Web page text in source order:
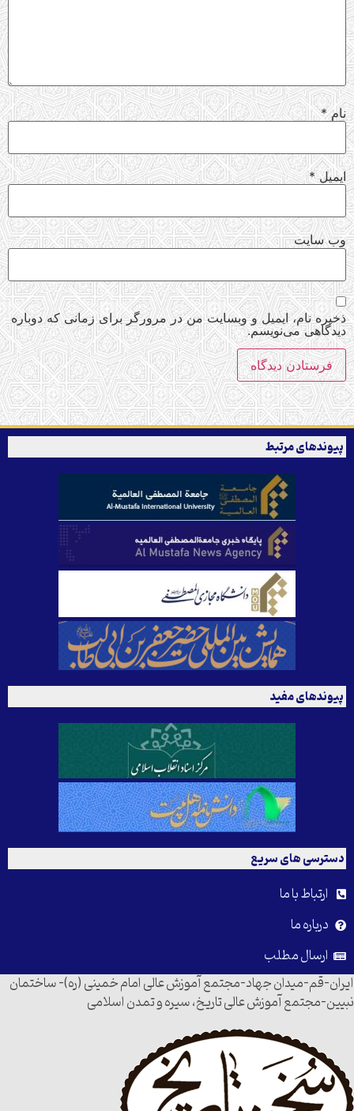
نام*
ایمیل*
وب‌ سایت
ذخیره نام، ایمیل و وبسایت من در مرورگر برای زمانی که دوباره
دیدگاهی می‌نویسم.
پیوندهای مرتبط
پیوندهای مفید
دسترسی های سریع
ارتباط با ما
درباره ما
ارسال مطلب
ایران-قم-میدان جهاد-مجتمع آموزش عالی امام خمینی (ره)- ساختمان
نبیین-مجتمع آموزش عالی تاریخ، سیره و تمدن اسلامی